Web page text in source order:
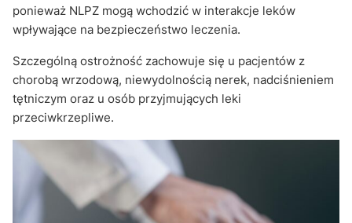
ponieważ NLPZ mogą wchodzić w interakcje leków
wpływające na bezpieczeństwo leczenia.
Szczególną ostrożność zachowuje się u pacjentów z
chorobą wrzodową, niewydolnością nerek, nadciśnieniem
tętniczym oraz u osób przyjmujących leki
przeciwkrzepliwe.